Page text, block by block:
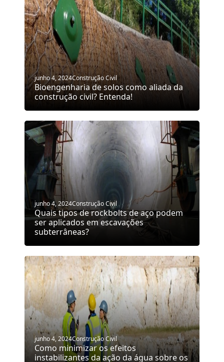
junho 4, 2024Construção Civil
Bioengenharia de solos como aliada da
construção civil? Entenda!
junho 4, 2024Construção Civil
Quais tipos de rockbolts de aço podem
ser aplicados em escavações
subterrâneas?
junho 4, 2024Construção Civil
Como minimizar os efeitos
instabilizantes da ação da água sobre os